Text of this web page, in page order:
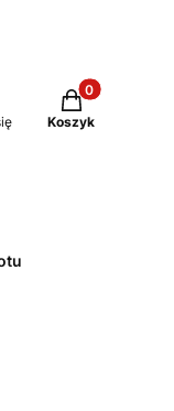
Produkty w
Koszyk